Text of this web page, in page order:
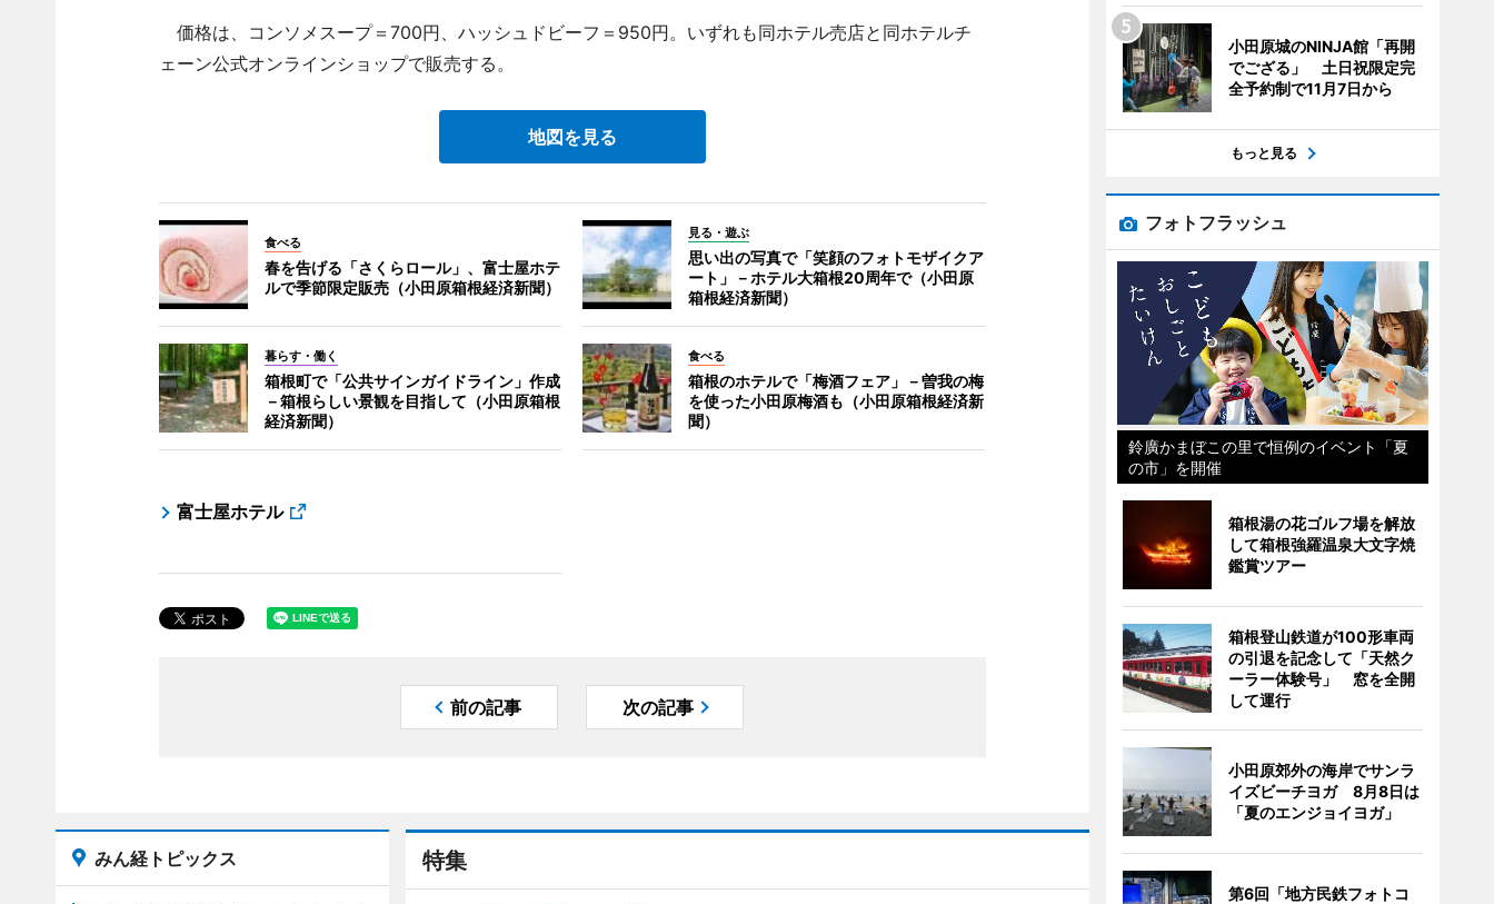
価格は、コンソメスープ＝700円、ハッシュドビーフ＝950円。いずれも同ホテル売店と同ホテルチ
ェーン公式オンラインショップで販売する。
地図を見る
食べる
春を告げる「さくらロール」、富士屋ホテ
ルで季節限定販売（小田原箱根経済新聞）
見る・遊ぶ
思い出の写真で「笑顔のフォトモザイクア
ート」－ホテル大箱根20周年で（小田原
箱根経済新聞）
暮らす・働く
箱根町で「公共サインガイドライン」作成
－箱根らしい景観を目指して（小田原箱根
経済新聞）
食べる
箱根のホテルで「梅酒フェア」－曽我の梅
を使った小田原梅酒も（小田原箱根経済新
聞）
富士屋ホテル
前の記事 次の記事
特集
みん経トピックス
小田原城のNINJA館「再開
でござる」 土日祝限定完
全予約制で11月7日から
もっと見る
フォトフラッシュ
鈴廣かまぼこの里で恒例のイベント「夏
の市」を開催
箱根湯の花ゴルフ場を解放
して箱根強羅温泉大文字焼
鑑賞ツアー
箱根登山鉄道が100形車両
の引退を記念して「天然ク
ーラー体験号」 窓を全開
して運行
小田原郊外の海岸でサンラ
イズビーチヨガ 8月8日は
「夏のエンジョイヨガ」
第6回「地方民鉄フォトコ